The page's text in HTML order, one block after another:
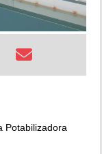
Potabilizadora